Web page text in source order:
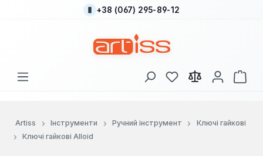
Перейти до основного вмісту
+38 (067) 295-89-12
У вас є 0 у списку
Artiss Інструменти Ручний інструмент
Ключі гайкові
Ключі гайкові Alloid